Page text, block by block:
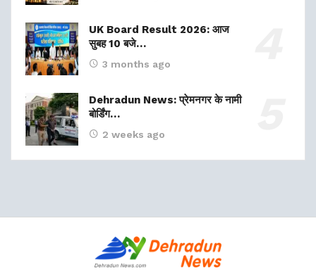
UK Board Result 2026: आज
सुबह 10 बजे…
3 months ago
Dehradun News: प्रेमनगर के नामी
बोर्डिंग…
2 weeks ago